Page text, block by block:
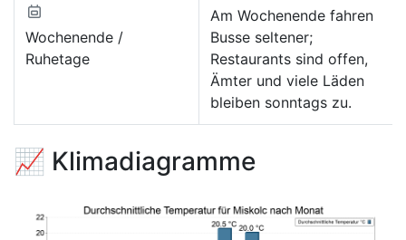
Wochenende /
Ruhetage
Am Wochenende fahren
Busse seltener;
Restaurants sind offen,
Ämter und viele Läden
bleiben sonntags zu.
📈 Klimadiagramme